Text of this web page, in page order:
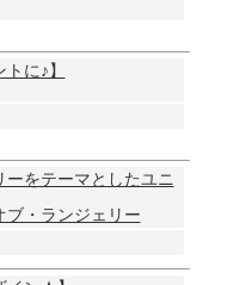
に♪】
ーをテーマとしたユニ
・ランジェリー